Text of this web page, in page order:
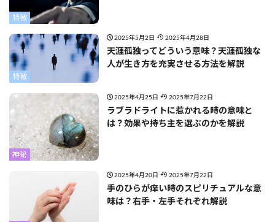
特徴
特徴
2025年5月2日 2025年4月28日
天涯孤独ってどういう意味？天涯孤独な
人が生き方を充実させる方法を解説
神秘
2025年4月25日 2025年7月22日
ラブラドライトに惹かれる時の意味と
は？効果や持ち主を選ぶのかを解説
2025年4月20日 2025年7月22日
手のひらが痒い時のスピリチュアルな意
味は？右手・左手それぞれ解説